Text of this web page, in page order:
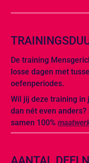
De training
losse dagen met
oefenperiodes.
Wil jij deze training
dan nét even
samen 100%